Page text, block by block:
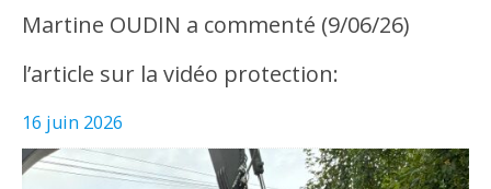
Martine OUDIN a commenté (9/06/26)
l’article sur la vidéo protection:
16 juin 2026